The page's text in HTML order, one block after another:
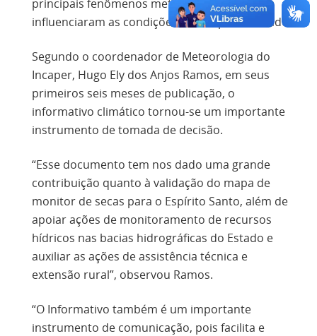
principais fenômenos meteorológicos que
influenciaram as condições de tempo no Estado.
Segundo o coordenador de Meteorologia do
Incaper, Hugo Ely dos Anjos Ramos, em seus
primeiros seis meses de publicação, o
informativo climático tornou-se um importante
instrumento de tomada de decisão.
“Esse documento tem nos dado uma grande
contribuição quanto à validação do mapa de
monitor de secas para o Espírito Santo, além de
apoiar ações de monitoramento de recursos
hídricos nas bacias hidrográficas do Estado e
auxiliar as ações de assistência técnica e
extensão rural”, observou Ramos.
“O Informativo também é um importante
instrumento de comunicação, pois facilita e